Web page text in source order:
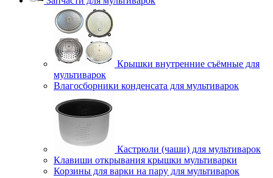
Крышки внутренние съёмные для
мультиварок
Влагосборники конденсата для мультиварок
Кастрюли (чаши) для мультиварок
Клавиши открывания крышки мультиварки
Корзины для варки на пару для мультиварок